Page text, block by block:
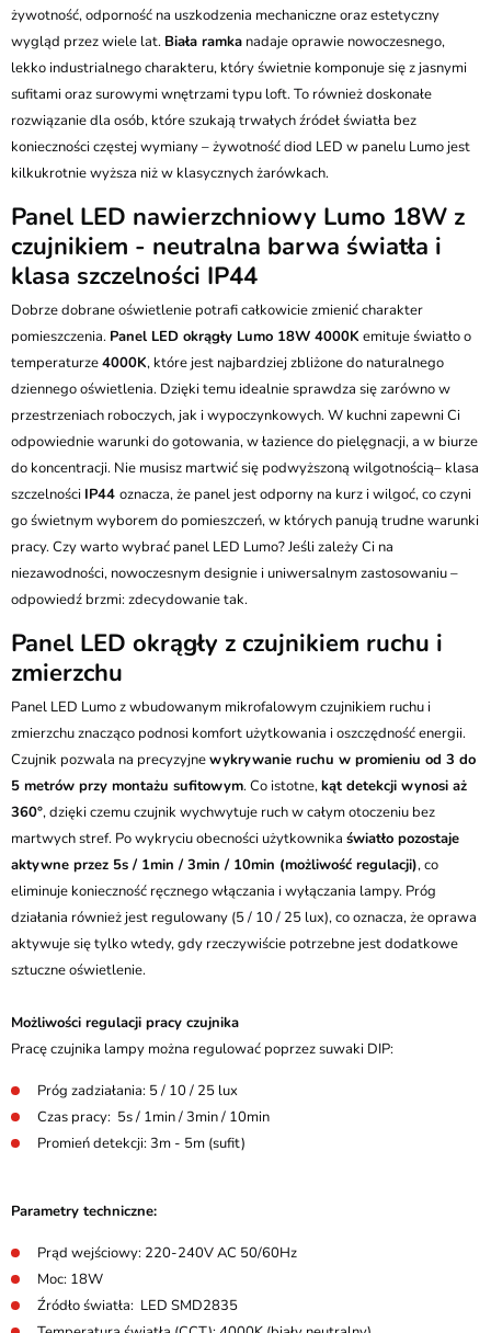
żywotność, odporność na uszkodzenia mechaniczne oraz estetyczny
wygląd przez wiele lat. Biała ramka nadaje oprawie nowoczesnego,
lekko industrialnego charakteru, który świetnie komponuje się z jasnymi
sufitami oraz surowymi wnętrzami typu loft. To również doskonałe
rozwiązanie dla osób, które szukają trwałych źródeł światła bez
konieczności częstej wymiany – żywotność diod LED w panelu Lumo jest
kilkukrotnie wyższa niż w klasycznych żarówkach.
Panel LED nawierzchniowy Lumo 18W z
czujnikiem - neutralna barwa światła i
klasa szczelności IP44
Dobrze dobrane oświetlenie potrafi całkowicie zmienić charakter
pomieszczenia. Panel LED okrągły Lumo 18W 4000K emituje światło o
temperaturze4000K, które jest najbardziej zbliżone do naturalnego
dziennego oświetlenia. Dzięki temu idealnie sprawdza się zarówno w
przestrzeniach roboczych, jak i wypoczynkowych. W kuchni zapewni Ci
odpowiednie warunki do gotowania, w łazience do pielęgnacji, a w biurze
do koncentracji. Nie musisz martwić się podwyższoną wilgotnością– klasa
szczelności IP44 oznacza, że panel jest odporny na kurz i wilgoć, co czyni
go świetnym wyborem do pomieszczeń, w których panują trudne warunki
pracy. Czy warto wybrać panel LED Lumo? Jeśli zależy Ci na
niezawodności, nowoczesnym designie i uniwersalnym zastosowaniu –
odpowiedź brzmi: zdecydowanie tak.
Panel LED okrągły z czujnikiem ruchu i
zmierzchu
Panel LED Lumo z wbudowanym mikrofalowym czujnikiem ruchu i
zmierzchu znacząco podnosi komfort użytkowania i oszczędność energii.
Czujnik pozwala na precyzyjnewykrywanie ruchu w promieniu od 3 do
5 metrów przy montażu sufitowym. Co istotne,kąt detekcji wynosi aż
360°, dzięki czemu czujnik wychwytuje ruch w całym otoczeniu bez
martwych stref. Po wykryciu obecności użytkownika światło pozostaje
aktywne przez 5s / 1min / 3min / 10min (możliwość regulacji), co
eliminuje konieczność ręcznego włączania i wyłączania lampy. Próg
działania również jest regulowany (5 / 10 / 25 lux), co oznacza, że oprawa
aktywuje się tylko wtedy, gdy rzeczywiście potrzebne jest dodatkowe
sztuczne oświetlenie.
Możliwości regulacji pracy czujnika
Pracę czujnika lampy można regulować poprzez suwaki DIP:
Próg zadziałania: 5 / 10 / 25 lux
Czas pracy: 5s / 1min / 3min / 10min
Promień detekcji: 3m - 5m (sufit)
Parametry techniczne:
Prąd wejściowy: 220-240V AC 50/60Hz
Moc: 18W
Źródło światła: LED SMD2835